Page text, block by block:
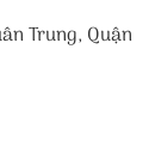
Trung, Quận